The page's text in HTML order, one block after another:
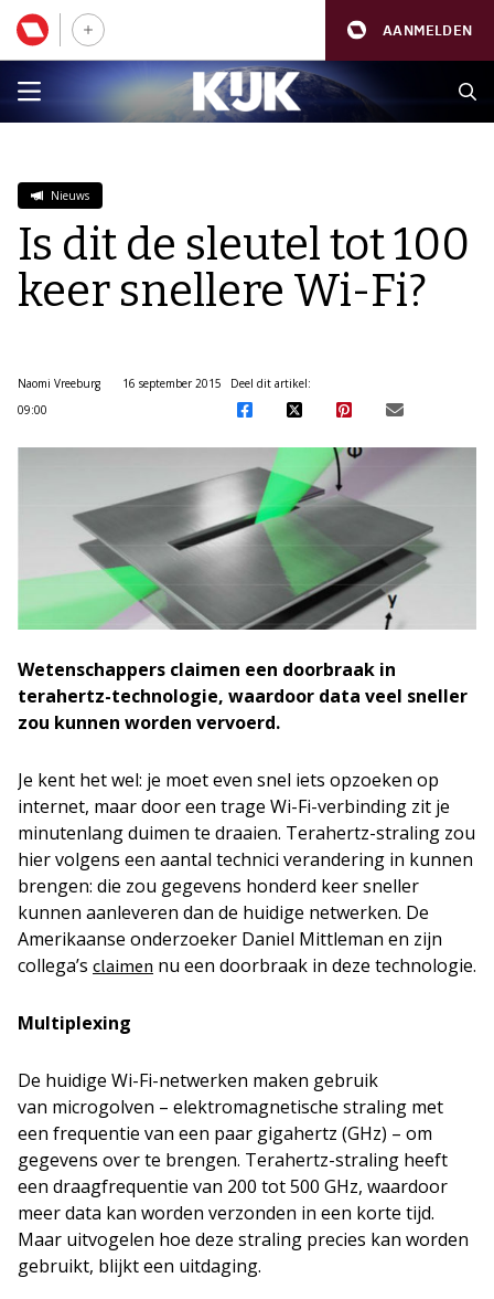
AANMELDEN
Nieuws
Is dit de sleutel tot 100
keer snellere Wi-Fi?
Naomi Vreeburg
16 september 2015
09:00
Deel dit artikel:
Wetenschappers claimen een doorbraak in
terahertz-technologie, waardoor data veel sneller
zou kunnen worden vervoerd.
Je kent het wel: je moet even snel iets opzoeken op
internet, maar door een trage Wi-Fi-verbinding zit je
minutenlang duimen te draaien. Terahertz-straling zou
hier volgens een aantal technici verandering in kunnen
brengen: die zou gegevens honderd keer sneller
kunnen aanleveren dan de huidige netwerken. De
Amerikaanse onderzoeker Daniel Mittleman en zijn
collega’s claimen nu een doorbraak in deze technologie.
Multiplexing
De huidige Wi-Fi-netwerken maken gebruik
van microgolven – elektromagnetische straling met
een frequentie van een paar gigahertz (GHz) – om
gegevens over te brengen. Terahertz-straling heeft
een draagfrequentie van 200 tot 500 GHz, waardoor
meer data kan worden verzonden in een korte tijd.
Maar uitvogelen hoe deze straling precies kan worden
gebruikt, blijkt een uitdaging.